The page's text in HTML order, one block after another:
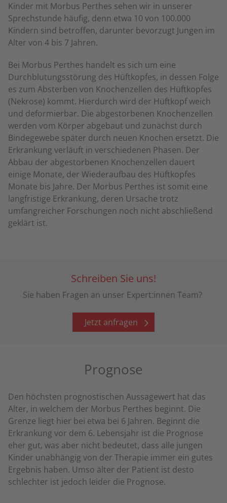
Kinder mit Morbus Perthes sehen wir in unserer
Sprechstunde häufig, denn etwa 10 von 100.000
Kindern sind betroffen, darunter bevorzugt Jungen im
Alter von 4 bis 7 Jahren.
Bei Morbus Perthes handelt es sich um eine
Durchblutungsstörung des Hüftkopfes, in dessen Folge
es zum Absterben von Knochenzellen des Hüftkopfes
(Nekrose) kommt. Hierdurch wird der Hüftkopf weich
und deformierbar. Die abgestorbenen Knochenzellen
werden vom Körper abgebaut und zunächst durch
Bindegewebe später durch neuen Knochen ersetzt. Die
Erkrankung verläuft in verschiedenen Phasen. Der
Abbau der abgestorbenen Knochenzellen dauert
einige Monate, der Wiederaufbau des Hüftkopfes
Monate bis Jahre. Der Morbus Perthes ist somit eine
langfristige Erkrankung, deren Ursache trotz
umfangreicher Forschungen noch nicht abschließend
geklärt ist.
Schreiben Sie uns!
Sie haben Fragen an unser Expert:innen Team?
Jetzt anfragen
Prognose
Den höchsten prognostischen Aussagewert hat das
Alter, in welchem der Morbus Perthes beginnt. Die
Grenze liegt hier bei etwa bei 6 Jahren. Beginnt die
Erkrankung vor dem 6. Lebensjahr ist die Prognose
eher gut, was aber nicht bedeutet, dass alle jungen
Kinder unabhängig von der Therapie immer ein gutes
Ergebnis haben. Umso älter der Patient ist desto
schlechter ist jedoch leider die Prognose.